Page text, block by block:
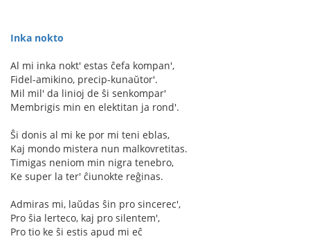
Inka nokto
Al mi inka nokt' estas ĉefa kompan',
Fidel-amikino, precip-kunaŭtor'.
Mil mil' da linioj de ŝi senkompar'
Membrigis min en elektitan ja rond'.
Ŝi donis al mi ke por mi teni eblas,
Kaj mondo mistera nun malkovretitas.
Timigas neniom min nigra tenebro,
Ke super la ter' ĉiunokte reĝinas.
Admiras mi, laŭdas ŝin pro sincerec',
Pro ŝia lerteco, kaj pro silentem',
Pro tio ke ŝi estis apud mi eĉ